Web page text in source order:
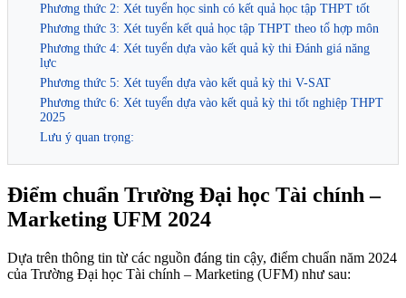
Phương thức 2: Xét tuyển học sinh có kết quả học tập THPT tốt
Phương thức 3: Xét tuyển kết quả học tập THPT theo tổ hợp môn
Phương thức 4: Xét tuyển dựa vào kết quả kỳ thi Đánh giá năng
lực
Phương thức 5: Xét tuyển dựa vào kết quả kỳ thi V-SAT
Phương thức 6: Xét tuyển dựa vào kết quả kỳ thi tốt nghiệp THPT
2025
Lưu ý quan trọng:
Điểm chuẩn Trường Đại học Tài chính –
Marketing UFM 2024
Dựa trên thông tin từ các nguồn đáng tin cậy, điểm chuẩn năm 2024
của Trường Đại học Tài chính – Marketing (UFM) như sau: